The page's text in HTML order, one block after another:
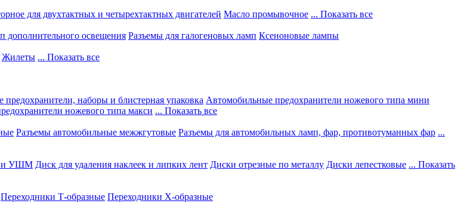
для двухтактных и четырехтактных двигателей Масло промывочное ... Показать все
дополнительного освещения Разъемы для галогеновых ламп Ксеноновые лампы
Жилеты ... Показать все
наборы и блистерная упаковка Автомобильные предохранители ножевого типа мини
ножевого типа макси ... Показать все
Разъемы автомобильные межжгутовые Разъемы для автомобильных ламп, фар, противотуманных фар ...
и УШМ Диск для удаления наклеек и липких лент Диски отрезные по металлу Диски лепестковые ... Показать
Переходники Т-образные Переходники Х-образные